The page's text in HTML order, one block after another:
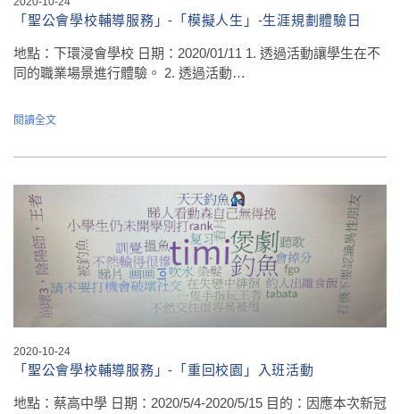
「聖公會學校輔導服務」-「模擬人生」-生涯規劃體驗日
地點：下環浸會學校 日期：2020/01/11 1. 透過活動讓學生在不
同的職業場景進行體驗。 2. 透過活動…
閱讀全文
2020-10-24
「聖公會學校輔導服務」-「重回校園」入班活動
地點：蔡高中學 日期：2020/5/4-2020/5/15 目的：因應本次新冠